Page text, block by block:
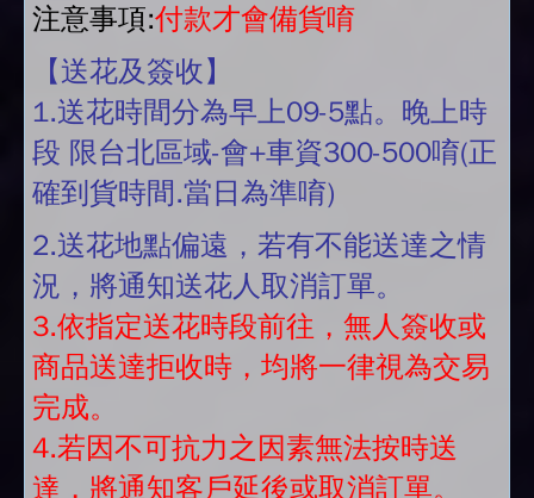
注意事項:付款才會備貨唷
【送花及簽收】
1.送花時間分為早上09-5點。晚上時
段 限台北區域-會+車資300-500唷(正
確到貨時間.當日為準唷)
2.送花地點偏遠，若有不能送達之情
況，將通知送花人取消訂單。
3.依指定送花時段前往，無人簽收或
商品送達拒收時，均將一律視為交易
完成。
4.若因不可抗力之因素無法按時送
達，將通知客戶延後或取消訂單。